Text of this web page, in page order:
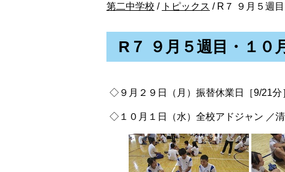
現
の
置：
第二中学校 / トピックス / R７ ９月５週
R７ ９月５週目・１０
◇９月２９日（月）振替休業日［9/21分
◇１０月１日（水）全校アドジャン ／